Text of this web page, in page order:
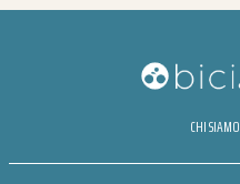
CHI SIAMO